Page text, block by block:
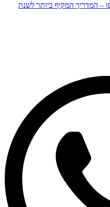
– המדריך המקיף ביותר לשנת